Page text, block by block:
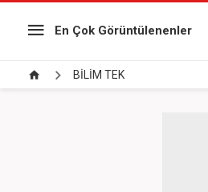
En Çok Görüntülenenler
BİLİM TEK